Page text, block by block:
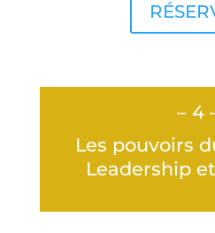
– 4
Les pouvoirs
Leadership